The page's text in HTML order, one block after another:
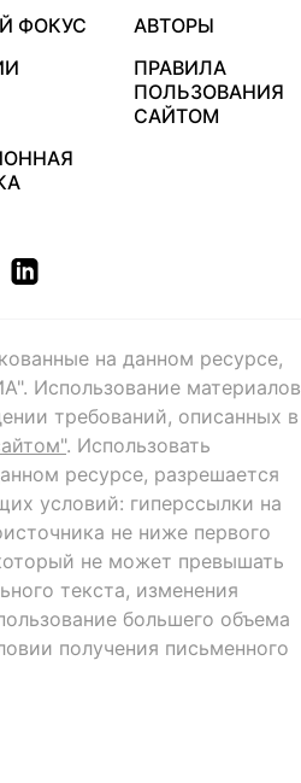
ФОКУС
АВТОРЫ
ПРАВИЛА
ПОЛЬЗОВАНИЯ
САЙТОМ
на данном ресурсе,
Использование материалов
требований, описанных в
. Использовать
ресурсе, разрешается
условий: гиперссылки на
не ниже первого
не может превышать
текста, изменения
большего объема
получения письменного